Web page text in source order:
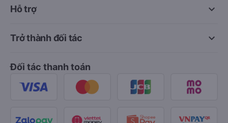
keyboard_arrow_down
Hỗ trợ
keyboard_arrow_down
Trở thành đối tác
Đối tác thanh toán